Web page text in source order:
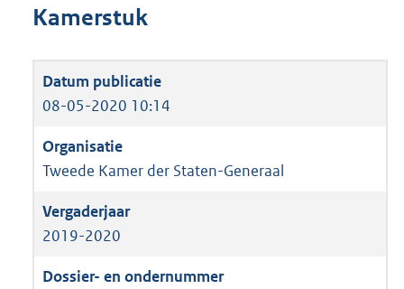
Kamerstuk
08-05-2020 10:14
Tweede Kamer der Staten-Generaal
2019-2020